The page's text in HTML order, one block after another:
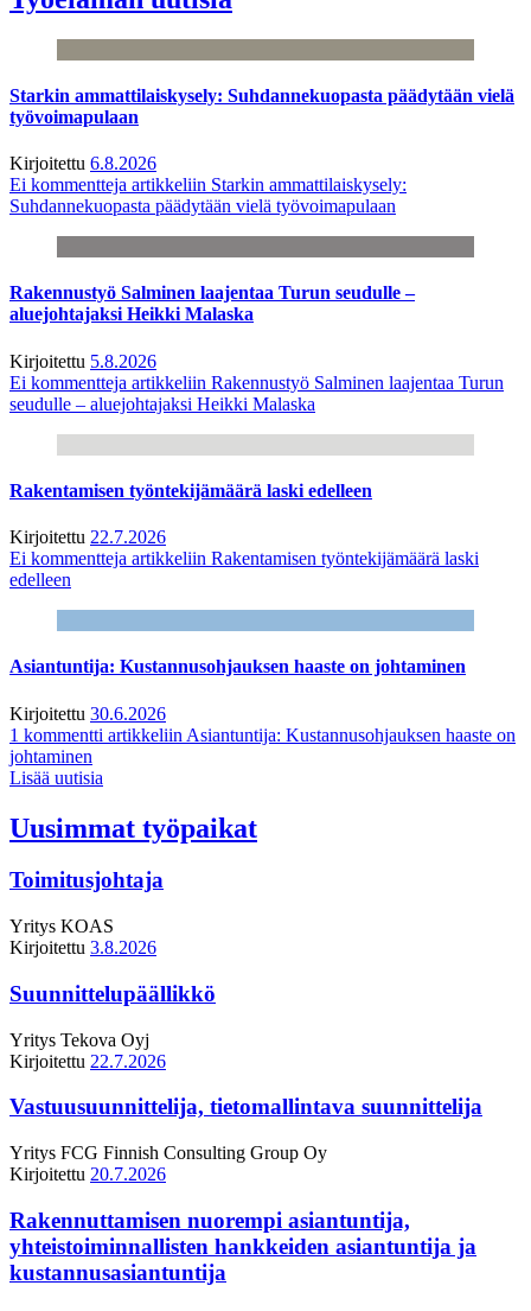
Starkin ammattilaiskysely: Suhdannekuopasta päädytään vielä
työvoimapulaan
Kirjoitettu 6.8.2026
Ei kommentteja artikkeliin Starkin ammattilaiskysely:
Suhdannekuopasta päädytään vielä työvoimapulaan
Rakennustyö Salminen laajentaa Turun seudulle –
aluejohtajaksi Heikki Malaska
Kirjoitettu 5.8.2026
Ei kommentteja artikkeliin Rakennustyö Salminen laajentaa Turun
seudulle – aluejohtajaksi Heikki Malaska
Rakentamisen työntekijämäärä laski edelleen
Kirjoitettu 22.7.2026
Ei kommentteja artikkeliin Rakentamisen työntekijämäärä laski
edelleen
Asiantuntija: Kustannusohjauksen haaste on johtaminen
Kirjoitettu 30.6.2026
1 kommentti artikkeliin Asiantuntija: Kustannusohjauksen haaste on
johtaminen
Lisää uutisia
Uusimmat työpaikat
Toimitusjohtaja
Yritys KOAS
Kirjoitettu 3.8.2026
Suunnittelupäällikkö
Yritys Tekova Oyj
Kirjoitettu 22.7.2026
Vastuusuunnittelija, tietomallintava suunnittelija
Yritys FCG Finnish Consulting Group Oy
Kirjoitettu 20.7.2026
Rakennuttamisen nuorempi asiantuntija,
yhteistoiminnallisten hankkeiden asiantuntija ja
kustannusasiantuntija